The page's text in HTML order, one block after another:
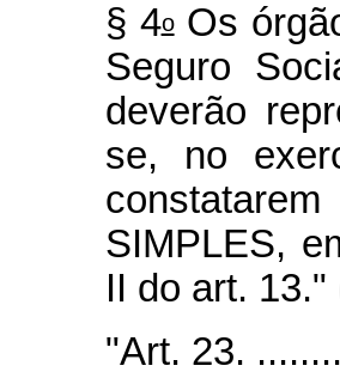
§ 4oOs
Seguro
deverão
se, no
SIMPLES,
II do art. 13."
"Art. 23.